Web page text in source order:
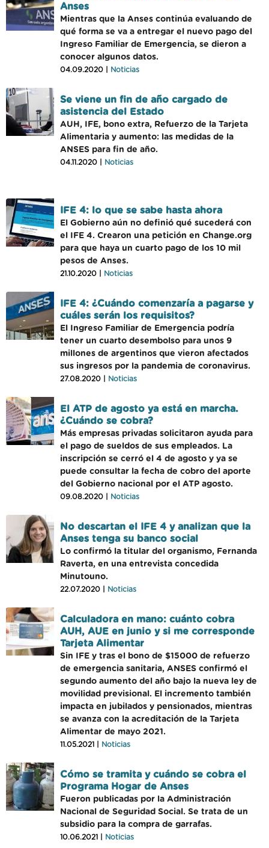
Anses
Mientras que la Anses continúa evaluando de
qué forma se va a entregar el nuevo pago del
Ingreso Familiar de Emergencia, se dieron a
conocer algunos datos.
04.09.2020 | Noticias
Se viene un fin de año cargado de
asistencia del Estado
AUH, IFE, bono extra, Refuerzo de la Tarjeta
Alimentaria y aumento: las medidas de la
ANSES para fin de año.
04.11.2020 | Noticias
IFE 4: lo que se sabe hasta ahora
El Gobierno aún no definió qué sucederá con
el IFE 4. Crearon una petición en Change.org
para que haya un cuarto pago de los 10 mil
pesos de Anses.
21.10.2020 | Noticias
IFE 4: ¿Cuándo comenzaría a pagarse y
cuáles serán los requisitos?
El Ingreso Familiar de Emergencia podría
tener un cuarto desembolso para unos 9
millones de argentinos que vieron afectados
sus ingresos por la pandemia de coronavirus.
27.08.2020 | Noticias
El ATP de agosto ya está en marcha.
¿Cuándo se cobra?
Más empresas privadas solicitaron ayuda para
el pago de sueldos de sus empleados. La
inscripción se cerró el 4 de agosto y ya se
puede consultar la fecha de cobro del aporte
del Gobierno nacional por el ATP agosto.
09.08.2020 | Noticias
No descartan el IFE 4 y analizan que la
Anses tenga su banco social
Lo confirmó la titular del organismo, Fernanda
Raverta, en una entrevista concedida
Minutouno.
22.07.2020 | Noticias
Calculadora en mano: cuánto cobra
AUH, AUE en junio y si me corresponde
Tarjeta Alimentar
Sin IFE y tras el bono de $15000 de refuerzo
de emergencia sanitaria, ANSES confirmó el
segundo aumento del año bajo la nueva ley de
movilidad previsional. El incremento también
impacta en jubilados y pensionados, mientras
se avanza con la acreditación de la Tarjeta
Alimentar de mayo 2021.
11.05.2021 | Noticias
Cómo se tramita y cuándo se cobra el
Programa Hogar de Anses
Fueron publicadas por la Administración
Nacional de Seguridad Social. Se trata de un
subsidio para la compra de garrafas.
10.06.2021 | Noticias